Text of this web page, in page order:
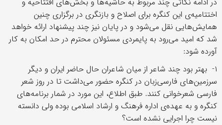
اختتامیه‌ی این کنگره برای اصلاح و بازنگری در برگزاری چنین
همایش‌هایی نقل می‌شود و در پایان نیز چند پیشنهاد ارائه خواهد
شد که امید می‌رود به پایمردی مسئولان محترم در حد امکان به کار
آورده شود:
۱- بهتر بود چند شاعر از میان شاعران حال حاضر ایران و دیگر
سرزمین‌های فارسی‌زبان در کنگره حضور می‌داشت تا در روز شعر
فارسی شعرخوانی کنند. طبق اطلاع، این مورد در شمار برنامه‌های
کنگره و به عهده‌ی اداره فرهنگ و ارشاد اسلامی بوده ولی دانسته
نیست چرا اجرایی نشده است؟